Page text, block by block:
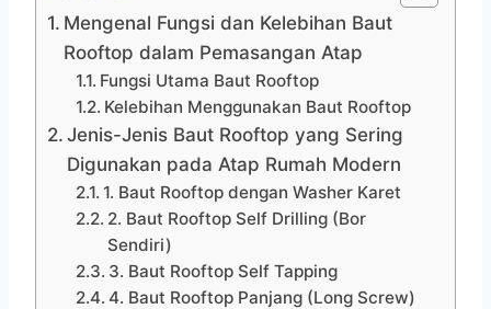
Mengenal Fungsi dan Kelebihan Baut
Rooftop dalam Pemasangan Atap
Fungsi Utama Baut Rooftop
Kelebihan Menggunakan Baut Rooftop
Jenis-Jenis Baut Rooftop yang Sering
Digunakan pada Atap Rumah Modern
1. Baut Rooftop dengan Washer Karet
2. Baut Rooftop Self Drilling (Bor
Sendiri)
3. Baut Rooftop Self Tapping
4. Baut Rooftop Panjang (Long Screw)